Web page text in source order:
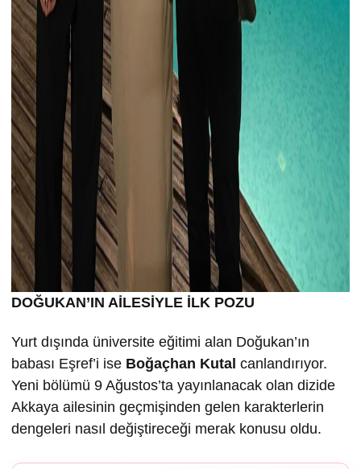
DOĞUKAN’IN AİLESİYLE İLK POZU
Yurt dışında üniversite eğitimi alan Doğukan’ın
babası Eşref’i ise Boğaçhan Kutal canlandırıyor.
Yeni bölümü 9 Ağustos’ta yayınlanacak olan dizide
Akkaya ailesinin geçmişinden gelen karakterlerin
dengeleri nasıl değiştireceği merak konusu oldu.